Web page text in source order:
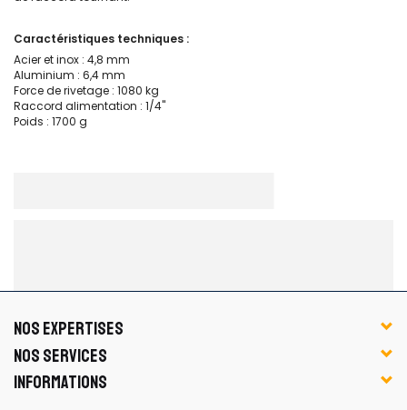
Caractéristiques techniques :
Acier et inox : 4,8 mm
Aluminium : 6,4 mm
Force de rivetage : 1080 kg
Raccord alimentation : 1/4''
Poids : 1700 g
NOS EXPERTISES
NOS SERVICES
INFORMATIONS